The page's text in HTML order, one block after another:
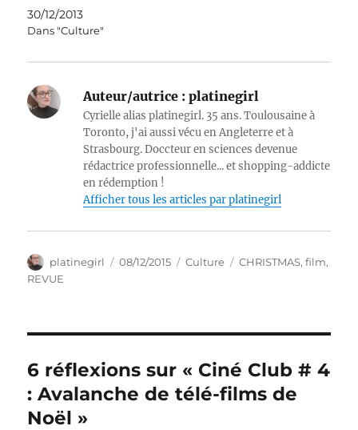
30/12/2013
Dans "Culture"
Auteur/autrice : platinegirl
Cyrielle alias platinegirl. 35 ans. Toulousaine à
Toronto, j'ai aussi vécu en Angleterre et à
Strasbourg. Doccteur en sciences devenue
rédactrice professionnelle... et shopping-addicte
en rédemption !
Afficher tous les articles par platinegirl
Auteur
platinegirl
Publié
08/12/2015 Catégories
Culture Étiquettes
CHRISTMAS,film,
REVUE
6 réflexions sur « Ciné Club # 4
: Avalanche de télé-films de
Noël »